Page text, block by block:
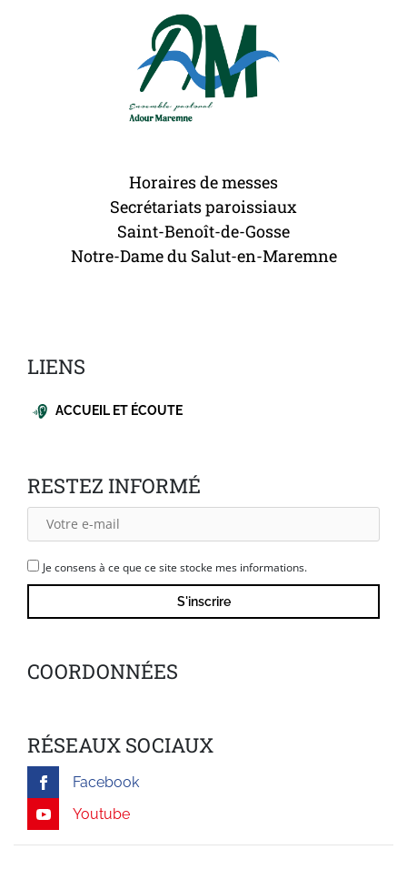
Horaires de messes
Secrétariats paroissiaux
Saint-Benoît-de-Gosse
Notre-Dame du Salut-en-Maremne
LIENS
ACCUEIL ET ÉCOUTE
RESTEZ INFORMÉ
Je consens à ce que ce site stocke mes informations.
COORDONNÉES
RÉSEAUX SOCIAUX
Facebook
Youtube